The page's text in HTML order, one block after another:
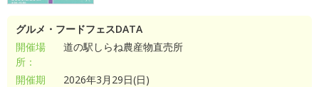
グルメ・フードフェスDATA
開催場
所：
道の駅しらね農産物直売所
開催期
2026年3月29日(日)